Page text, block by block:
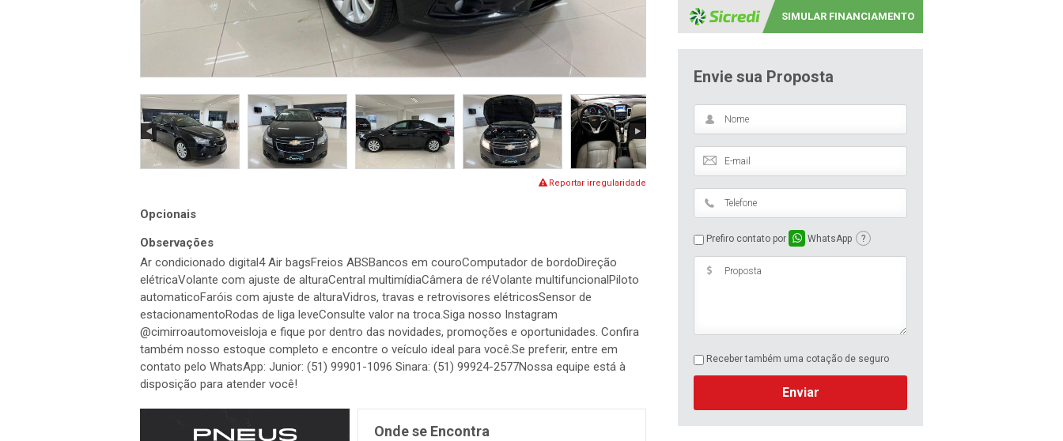
Reportar irregularidade
Opcionais
Observações
Ar condicionado digital4 Air bagsFreios ABSBancos em couroComputador de bordoDireção
elétricaVolante com ajuste de alturaCentral multimídiaCâmera de réVolante multifuncionalPiloto
automaticoFaróis com ajuste de alturaVidros, travas e retrovisores elétricosSensor de
estacionamentoRodas de liga leveConsulte valor na troca.Siga nosso Instagram
@cimirroautomoveisloja e fique por dentro das novidades, promoções e oportunidades. Confira
também nosso estoque completo e encontre o veículo ideal para você.Se preferir, entre em
contato pelo WhatsApp: Junior: (51) 99901-1096 Sinara: (51) 99924-2577Nossa equipe está à
disposição para atender você!
SIMULAR FINANCIAMENTO
Envie sua Proposta
Prefiro contato por WhatsApp ?
Receber também uma cotação de seguro
Enviar
Onde se Encontra